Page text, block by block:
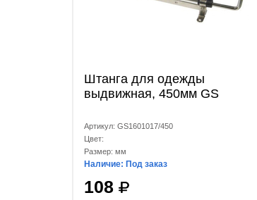
Штанга для одежды
выдвижная, 450мм GS
Артикул: GS1601017/450
Цвет:
Размер: мм
Наличие: Под заказ
108